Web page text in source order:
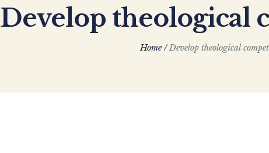
Develop theological
Home /Develop theological